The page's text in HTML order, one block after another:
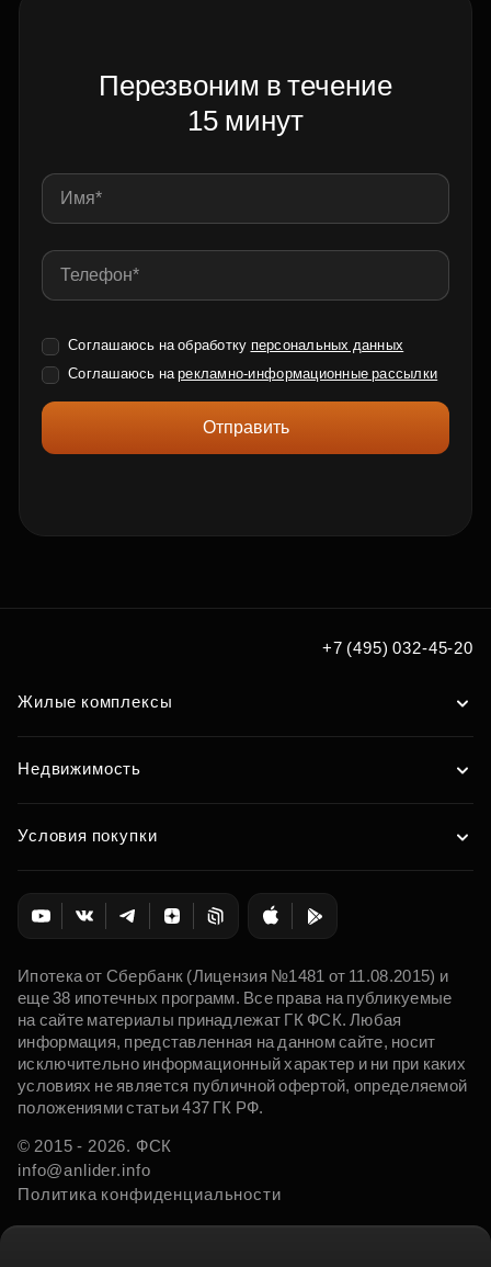
Перезвоним в течение
15 минут
Соглашаюсь на обработку персональных данных
Соглашаюсь нарекламно-информационные рассылки
Отправить
+7 (495) 032-45-20
Жилые комплексы
Недвижимость
Условия покупки
Ипотека от Сбербанк (Лицензия №1481 от 11.08.2015) и
еще 38 ипотечных программ. Все права на публикуемые
на сайте материалы принадлежат ГК ФСК. Любая
информация, представленная на данном сайте, носит
исключительно информационный характер и ни при каких
условиях не является публичной офертой, определяемой
положениями статьи 437 ГК РФ.
© 2015 - 2026. ФСК
info@anlider.info
Политика конфиденциальности